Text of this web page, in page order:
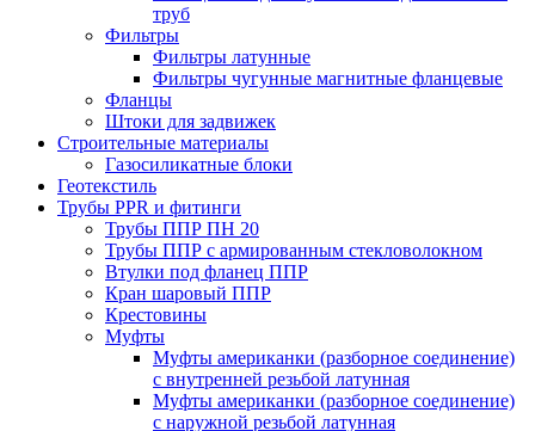
труб
Фильтры
Фильтры латунные
Фильтры чугунные магнитные фланцевые
Фланцы
Штоки для задвижек
Строительные материалы
Газосиликатные блоки
Геотекстиль
Трубы PPR и фитинги
Трубы ППР ПН 20
Трубы ППР с армированным стекловолокном
Втулки под фланец ППР
Кран шаровый ППР
Крестовины
Муфты
Муфты американки (разборное соединение)
с внутренней резьбой латунная
Муфты американки (разборное соединение)
с наружной резьбой латунная